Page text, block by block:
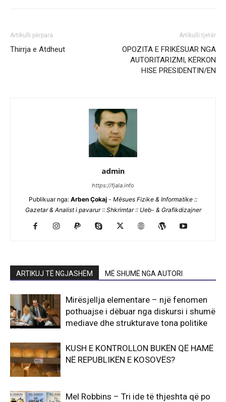
Artikulli përpara
Thirrja e Atdheut
Artikulli tjetër
OPOZITA E FRIKËSUAR NGA
AUTORITARIZMI, KËRKON
HISE PRESIDENTIN/EN
admin
https://fjala.info
Publikuar nga: Arben Çokaj - Mësues Fizike & Informatike ::
Gazetar & Analist i pavarur :: Shkrimtar :: Ueb- & Grafikdizajner
ARTIKUJ TË NGJASHËM MË SHUMË NGA AUTORI
Mirësjellja elementare – një fenomen
pothuajse i dëbuar nga diskursi i shumë
mediave dhe strukturave tona politike
KUSH E KONTROLLON BUKËN QË HAMË
NË REPUBLIKËN E KOSOVËS?
Mel Robbins – Tri ide të thjeshta që po